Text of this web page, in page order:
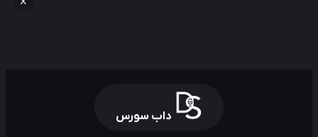
داب سورس